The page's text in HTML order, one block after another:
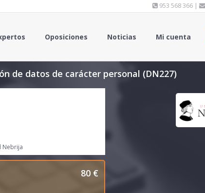
953 568 366 |
Oposiciones Noticias Mi cuenta
de datos de carácter personal (DN227)
Nebrija
80 €